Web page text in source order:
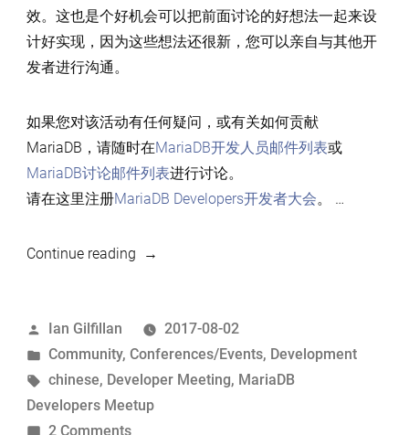
效。这也是个好机会可以把前面讨论的好想法一起来设
计好实现，因为这些想法还很新，您可以亲自与其他开
发者进行沟通。
如果您对该活动有任何疑问，或有关如何贡献
MariaDB，请随时在MariaDB开发人员邮件列表或
MariaDB讨论邮件列表进行讨论。
请在这里注册MariaDB Developers开发者大会。 …
Continue reading“2017
次
MariaDB
开
Posted
by
Ian Gilfillan
2017-08-02
Posted
in
Community, Conferences/Events, Development
Tags:
chinese, Developer Meeting, MariaDB
Developers Meetup
2 Commentson